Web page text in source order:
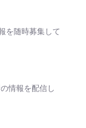
を随時募集して
情報を配信し